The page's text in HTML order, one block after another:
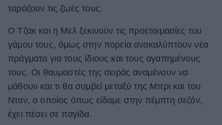
ταράζουν τις ζωές τους.
Ο Τζακ και η Μελ ξεκινούν τις προετοιμασίες του
γάμου τους, όμως στην πορεία ανακαλύπτουν νέα
πράγματα για τους ίδιους και τους αγαπημένους
τους. Οι θαυμαστές της σειράς αναμένουν να
μάθουν και τι θα συμβεί μεταξύ της Μπρι και του
Νταν, ο οποίος όπως είδαμε στην πέμπτη σεζόν,
έχει πέσει σε παγίδα.